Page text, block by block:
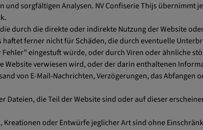
sorgfältigen Analysen. NV Confiserie Thijs übernimmt
durch die direkte oder indirekte Nutzung der Website
ferner nicht für Schäden, die durch eventuelle
eingestuft würde, oder durch Viren oder ähnliche
Website verwiesen wird, oder der darin enthaltenen
von E-Mail-Nachrichten, Verzögerungen, das
die Teil der Website sind oder auf dieser
oder Entwürfe jeglicher Art sind ohne